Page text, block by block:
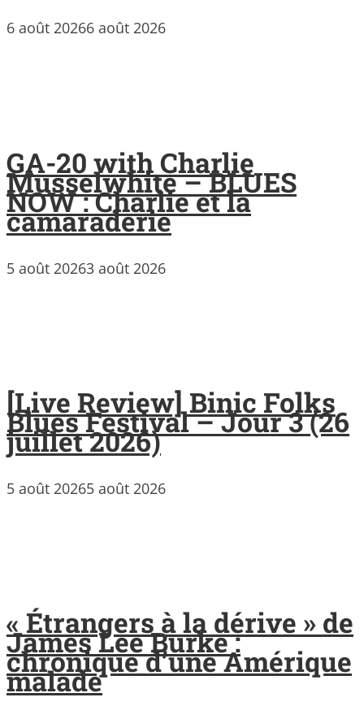
6 août 20266 août 2026
GA-20 with Charlie
Musselwhite – BLUES
NOW : Charlie et la
camaraderie
5 août 20263 août 2026
[Live Review] Binic Folks
Blues Festival – Jour 3 (26
juillet 2026)
5 août 20265 août 2026
« Étrangers à la dérive » de
James Lee Burke :
chronique d’une Amérique
malade